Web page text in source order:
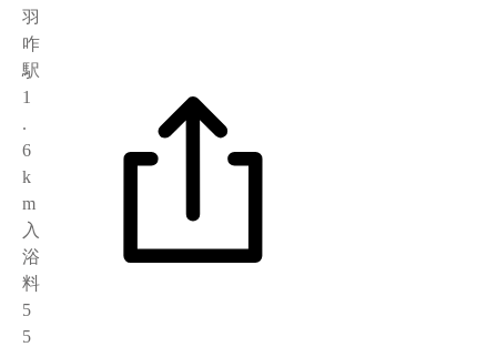
羽
咋
駅
1
.
6
k
m
入
浴
料
5
5